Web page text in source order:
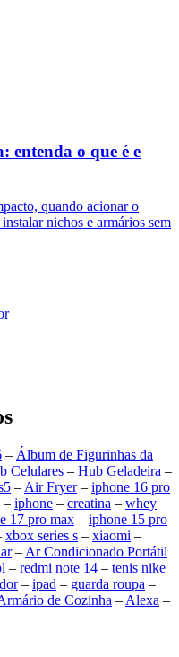
entenda o que é e
quando acionar o
nichos e armários sem
– Álbum de Figurinhas da
Celulares – Hub Geladeira –
– Air Fryer– iphone 16 pro
– iphone – creatina – whey
17 pro max – iphone 15 pro
xbox series s – xiaomi –
– Ar Condicionado Portátil
– redmi note 14 – tenis nike
– ipad – guarda roupa –
de Cozinha – Alexa –